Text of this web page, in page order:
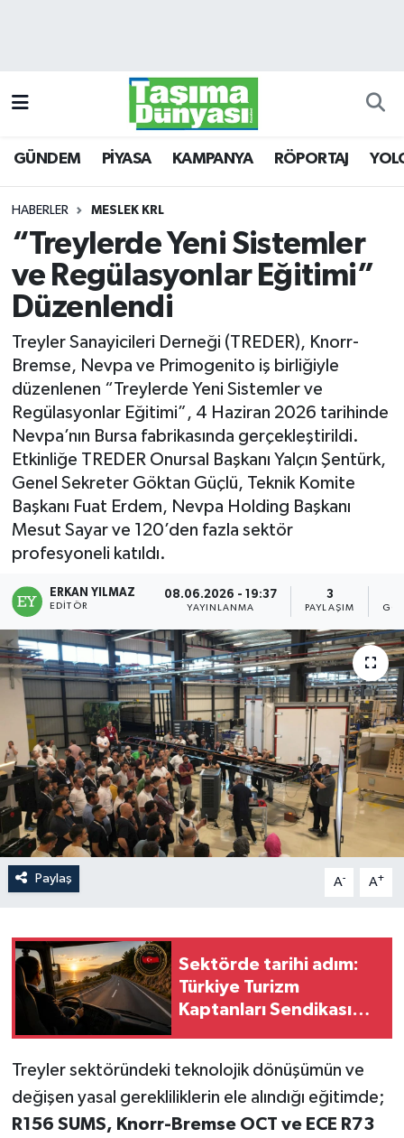
GÜNDEM PİYASA KAMPANYA RÖPORTAJ
HABERLER MESLEK KRL
“Treylerde Yeni Sistemler
ve Regülasyonlar Eğitimi”
Düzenlendi
Treyler Sanayicileri Derneği (TREDER), Knorr-
Bremse, Nevpa ve Primogenito iş birliğiyle
düzenlenen “Treylerde Yeni Sistemler ve
Regülasyonlar Eğitimi”, 4 Haziran 2026 tarihinde
Nevpa’nın Bursa fabrikasında gerçekleştirildi.
Etkinliğe TREDER Onursal Başkanı Yalçın Şentürk,
Genel Sekreter Göktan Güçlü, Teknik Komite
Başkanı Fuat Erdem, Nevpa Holding Başkanı
Mesut Sayar ve 120’den fazla sektör
profesyoneli katıldı.
ERKAN YILMAZ
EDITÖR
08.06.2026 - 19:37
YAYINLANMA
3
PAYLAŞIM
Paylaş A- A+
Sektörde tarihi adım:
Türkiye Turizm
Kaptanları Sendikası
Treyler sektöründeki teknolojik dönüşümün ve
değişen yasal gerekliliklerin ele alındığı eğitimde;
R156 SUMS, Knorr-Bremse OCT ve ECE R73
KAMPANYA
RÖPORTAJ
YOLCU TAŞIMA
LOJİSTİK
E-GAZETE
TAŞITLAR
Trafik Durumu
Süper Lig Puan Durumu ve Fikstür
Tüm Manşetler
Son Dakika Haberleri
Haber Arşivi